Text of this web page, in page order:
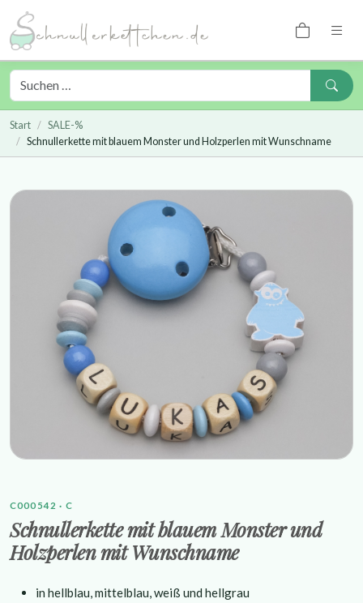
Start
SALE-%
Schnullerkette mit blauem Monster und Holzperlen mit Wunschname
C000542 · C
Schnullerkette mit blauem Monster und
Holzperlen mit Wunschname
in hellblau, mittelblau, weiß und hellgrau